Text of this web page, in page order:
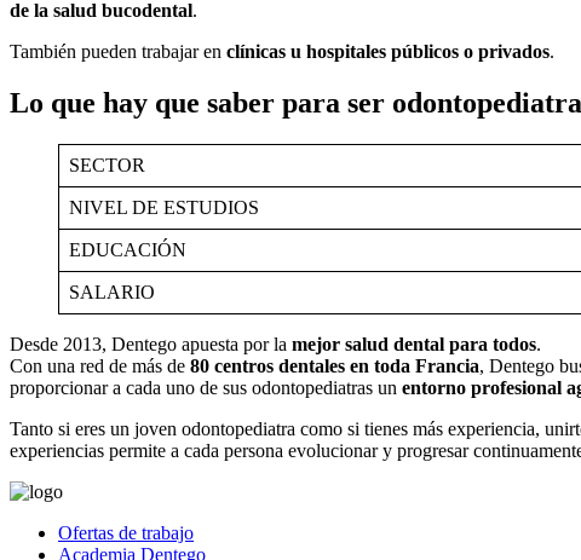
de la salud bucodental.
También pueden trabajar en clínicas u hospitales públicos o privados.
Lo que hay que saber para ser odontopediatra
SECTOR
NIVEL DE ESTUDIOS
EDUCACIÓN
SALARIO
Desde 2013, Dentego apuesta por la mejor salud dental para todos.
Con una red de más de 80 centros dentales en toda Francia, Dentego
proporcionar a cada uno de sus odontopediatras un entorno profesional
Tanto si eres un joven odontopediatra como si tienes más experiencia,
experiencias permite a cada persona evolucionar y progresar
Ofertas de trabajo
Academia Dentego